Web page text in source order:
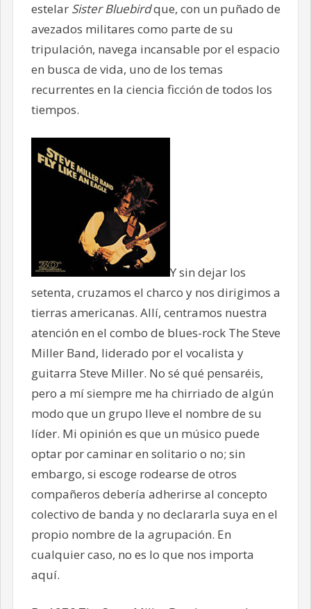
estelar Sister Bluebirdque, con un puñado de
avezados militares como parte de su
tripulación, navega incansable por el espacio
en busca de vida, uno de los temas
recurrentes en la ciencia ficción de todos los
tiempos.
Y sin dejar los
setenta, cruzamos el charco y nos dirigimos a
tierras americanas. Allí, centramos nuestra
atención en el combo de blues-rock The Steve
Miller Band, liderado por el vocalista y
guitarra Steve Miller. No sé qué pensaréis,
pero a mí siempre me ha chirriado de algún
modo que un grupo lleve el nombre de su
líder. Mi opinión es que un músico puede
optar por caminar en solitario o no; sin
embargo, si escoge rodearse de otros
compañeros debería adherirse al concepto
colectivo de banda y no declararla suya en el
propio nombre de la agrupación. En
cualquier caso, no es lo que nos importa
aquí.